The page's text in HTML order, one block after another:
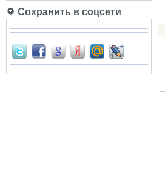
Сохранить в соцсети